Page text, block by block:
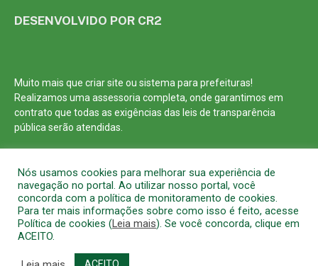
DESENVOLVIDO POR CR2
Muito mais que criar site ou sistema para prefeituras!
Realizamos uma assessoria completa, onde garantimos em
contrato que todas as exigências das leis de transparência
pública serão atendidas.
Todos os direitos reservados a Prefeitura Municipal de Barcarena
Acessar Área Administrativa
Nós usamos cookies para melhorar sua experiência de
navegação no portal. Ao utilizar nosso portal, você
concorda com a política de monitoramento de cookies.
Para ter mais informações sobre como isso é feito, acesse
Política de cookies (Leia mais). Se você concorda, clique em
ACEITO.